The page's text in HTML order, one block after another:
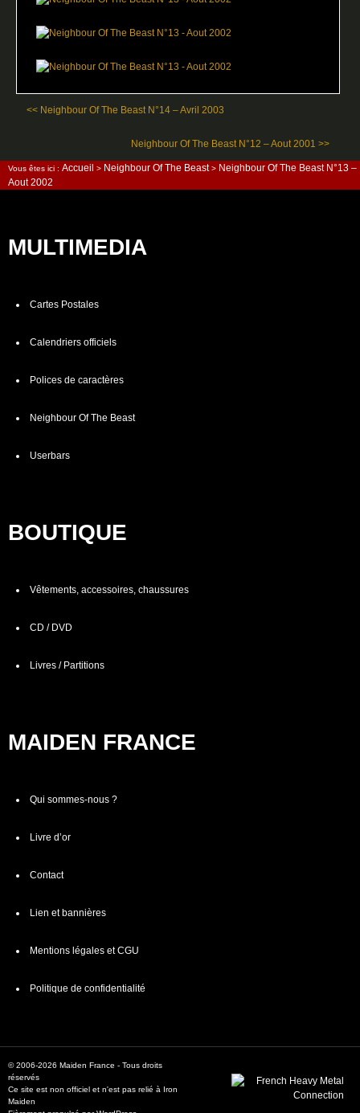
<< Neighbour Of The Beast N°14 – Avril 2003
Neighbour Of The Beast N°12 – Aout 2001 >>
Vous êtes ici : Accueil > Neighbour Of The Beast> Neighbour Of The Beast N°13 –
Aout 2002
MULTIMEDIA
Cartes Postales
Calendriers officiels
Polices de caractères
Neighbour Of The Beast
Userbars
BOUTIQUE
Vêtements, accessoires, chaussures
CD / DVD
Livres / Partitions
MAIDEN FRANCE
Qui sommes-nous ?
Livre d’or
Contact
Lien et bannières
Mentions légales et CGU
Politique de confidentialité
© 2006-2026 Maiden France - Tous droits
réservés
Ce site est non officiel et n'est pas relié à Iron
Maiden